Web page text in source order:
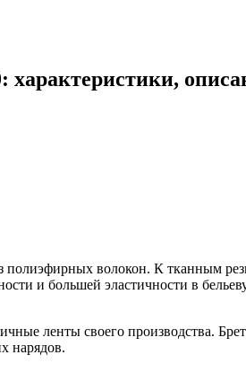
полиэфирных волокон. К тканным
и большей эластичности в
ленты своего производства.
нарядов.